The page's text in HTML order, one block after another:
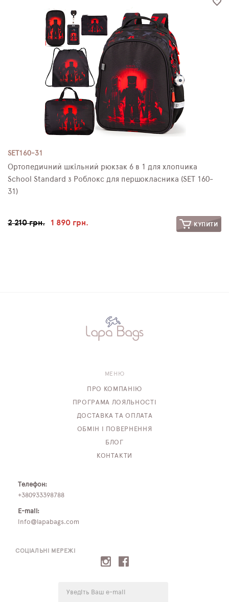
SET160-31
Ортопедичний шкільний рюкзак 6 в 1 для хлопчика
School Standard з Роблокс для першокласника (SET 160-
31)
2 210 грн. 1 890 грн. КУПИТИ
СОЦІАЛЬНІ МЕРЕЖІ
МЕНЮ
ПРО КОМПАНІЮ
ПРОГРАМА ЛОЯЛЬНОСТІ
ДОСТАВКА ТА ОПЛАТА
ОБМІН І ПОВЕРНЕННЯ
БЛОГ
КОНТАКТИ
Телефон:
+380933398788
E-mail:
info@lapabags.com